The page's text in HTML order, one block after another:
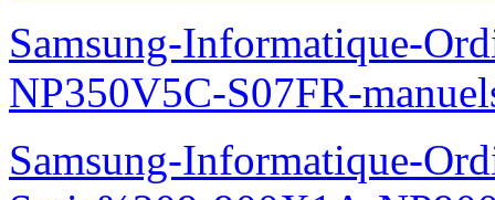
Samsung-Informatique-
NP350V5C-S07FR-
Samsung-Informatique-